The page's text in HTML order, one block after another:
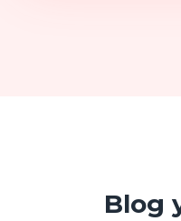
Blog